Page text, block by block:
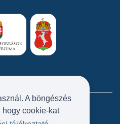
A böngészés
cookie-kat